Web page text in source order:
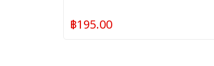
฿195.00